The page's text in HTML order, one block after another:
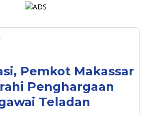
Pemkot Makassar
Penghargaan
Teladan